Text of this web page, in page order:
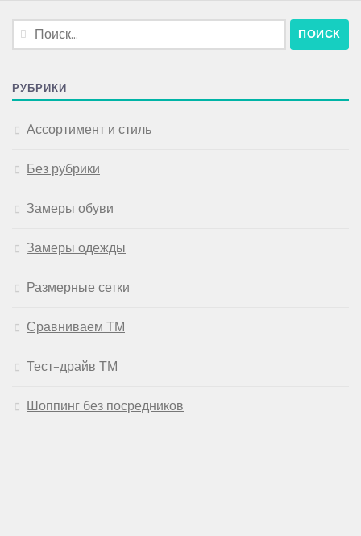
Найти:
РУБРИКИ
Ассортимент и стиль
Без рубрики
Замеры обуви
Замеры одежды
Размерные сетки
Сравниваем ТМ
Тест-драйв ТМ
Шоппинг без посредников